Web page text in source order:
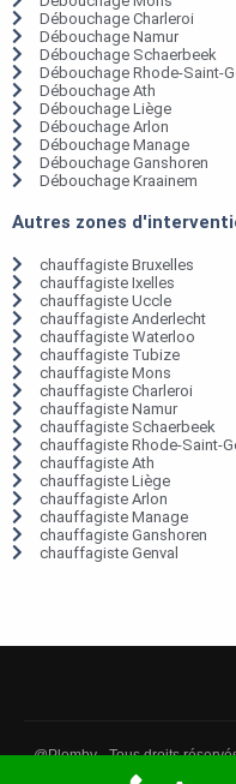
Débouchage Charleroi
Débouchage Namur
Débouchage Schaerbeek
Débouchage Rhode-Saint-
Débouchage Ath
Débouchage Liège
Débouchage Arlon
Débouchage Manage
Débouchage Ganshoren
Débouchage Kraainem
Autres zones
chauffagiste Bruxelles
chauffagiste Ixelles
chauffagiste Uccle
chauffagiste Anderlecht
chauffagiste Waterloo
chauffagiste Tubize
chauffagiste Mons
chauffagiste Charleroi
chauffagiste Namur
chauffagiste Schaerbeek
chauffagiste Rhode-Saint-
chauffagiste Ath
chauffagiste Liège
chauffagiste Arlon
chauffagiste Manage
chauffagiste Ganshoren
chauffagiste Genval
@Plomby - Tous droits
Débouchage Belgique